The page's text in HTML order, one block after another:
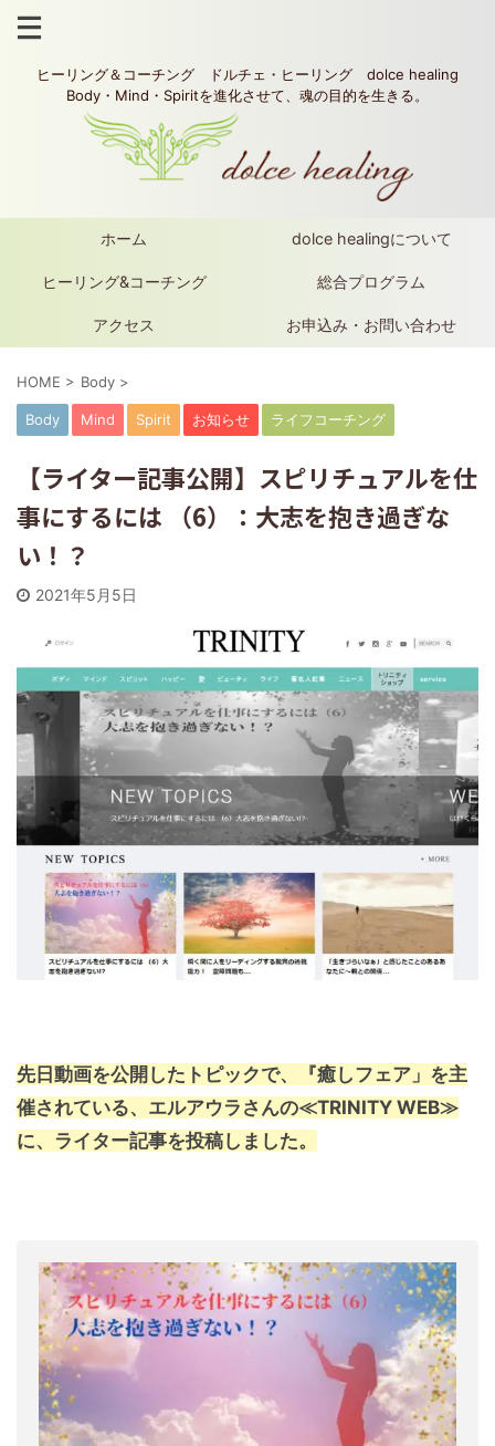
ヒーリング＆コーチング ドルチェ・ヒーリング dolce healing
Body・Mind・Spiritを進化させて、魂の目的を生きる。
ホーム dolce healingについて
ヒーリング&コーチング 総合プログラム
アクセス お申込み・お問い合わせ
HOME > Body >
Body Mind Spirit お知らせ ライフコーチング
【ライター記事公開】スピリチュアルを仕
事にするには （6）：大志を抱き過ぎな
い！？
2021年5月5日
先日動画を公開したトピックで、『癒しフェア」を主
催されている、エルアウラさんの≪TRINITY WEB≫
に、ライター記事を投稿しました。